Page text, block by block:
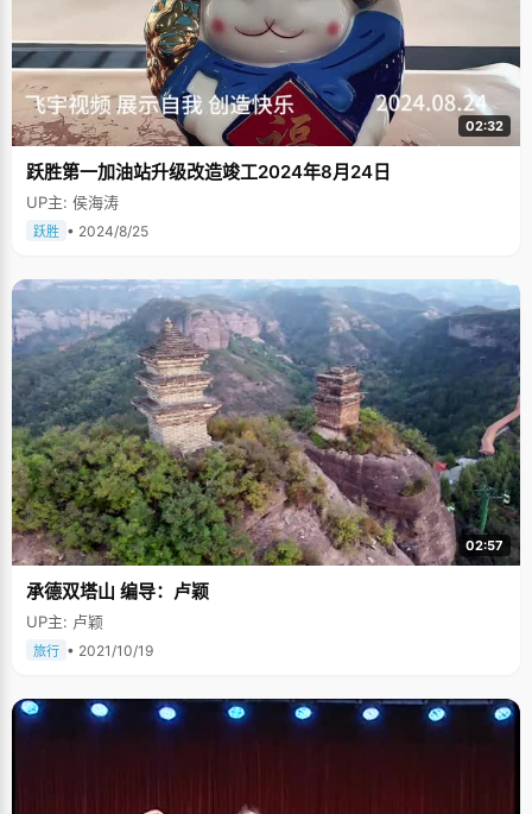
02:32
跃胜第一加油站升级改造竣工2024年8月24日
UP主: 侯海涛
跃胜 • 2024/8/25
02:57
承德双塔山 编导：卢颖
UP主: 卢颖
旅行 • 2021/10/19